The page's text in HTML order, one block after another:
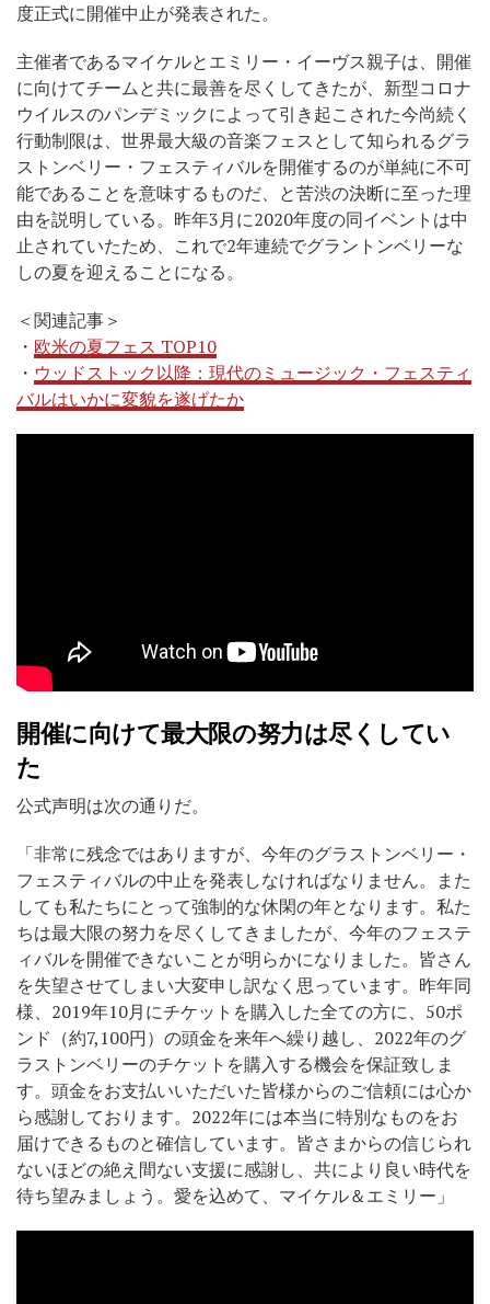
度正式に開催中止が発表された。
主催者であるマイケルとエミリー・イーヴス親子は、開催
に向けてチームと共に最善を尽くしてきたが、新型コロナ
ウイルスのパンデミックによって引き起こされた今尚続く
行動制限は、世界最大級の音楽フェスとして知られるグラ
ストンベリー・フェスティバルを開催するのが単純に不可
能であることを意味するものだ、と苦渋の決断に至った理
由を説明している。昨年3月に2020年度の同イベントは中
止されていたため、これで2年連続でグラントンベリーな
しの夏を迎えることになる。
＜関連記事＞
・ 欧米の夏フェス TOP10
・ ウッドストック以降：現代のミュージック・フェスティ
バルはいかに変貌を遂げたか
開催に向けて最大限の努力は尽くしてい
た
公式声明は次の通りだ。
「非常に残念ではありますが、今年のグラストンベリー・
フェスティバルの中止を発表しなければなりません。また
しても私たちにとって強制的な休閑の年となります。私た
ちは最大限の努力を尽くしてきましたが、今年のフェステ
ィバルを開催できないことが明らかになりました。皆さん
を失望させてしまい大変申し訳なく思っています。昨年同
様、2019年10月にチケットを購入した全ての方に、50ポ
ンド（約7,100円）の頭金を来年へ繰り越し、2022年のグ
ラストンベリーのチケットを購入する機会を保証致しま
す。頭金をお支払いいただいた皆様からのご信頼には心か
ら感謝しております。2022年には本当に特別なものをお
届けできるものと確信しています。皆さまからの信じられ
ないほどの絶え間ない支援に感謝し、共により良い時代を
待ち望みましょう。愛を込めて、マイケル＆エミリー」